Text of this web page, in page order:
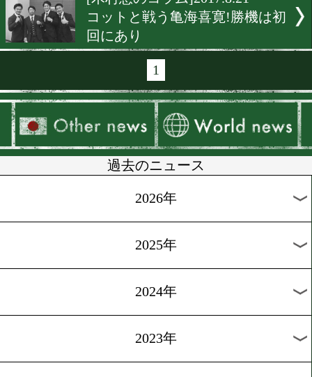
ボクシング観戦はお茶の間
お手元へ
[木村悠のコラム]2017.8.28
亀海喜寛vsコット観戦記
[木村悠のコラム]2017.8.28
ボクサーと総合格闘家の違
[対談第二弾]2017.8.22
イズに挑戦
[木村悠のコラム]2017.8.21
コットと戦う亀海喜寛!勝
回にあり